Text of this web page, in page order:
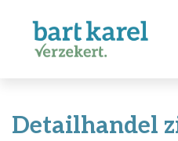
Detailhandel